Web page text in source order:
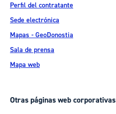
Perfil del contratante
Sede electrónica
Mapas - GeoDonostia
Sala de prensa
Mapa web
Otras páginas web corporativas